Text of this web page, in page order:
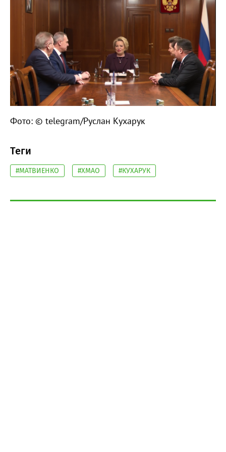
Фото: © telegram/Руслан Кухарук
Теги
#МАТВИЕНКО #ХМАО #КУХАРУК